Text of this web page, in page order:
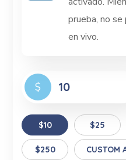
prueba, no
en vivo.
$
$10 $25
$250 CUSTOM